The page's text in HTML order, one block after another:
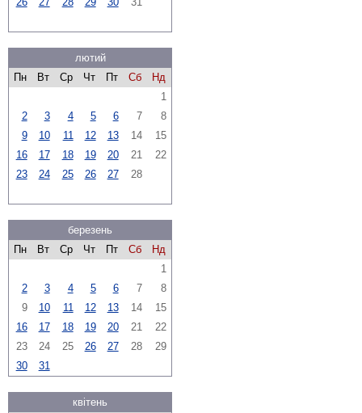
лютий
Пн
Вт Ср Чт Пт Сб
Нд
1
2
3 4 5 6 7
8
9
10 11 12 13 14
15
16
17 18 19 20 21
22
23
24 25 26 27 28
березень
Пн
Вт Ср Чт Пт Сб
Нд
1
2
3 4 5 6 7
8
9
10 11 12 13 14
15
16
17 18 19 20 21
22
23
24 25 26 27 28
29
30
31
квітень